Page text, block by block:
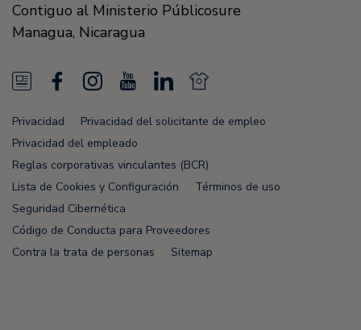
Contiguo al Ministerio Públicosure
Managua, Nicaragua
N
e
w
s
F
e
e
c
e
b
o
o
I
n
s
t
a
g
r
o
T
u
b
e
L
k
e
d
i
N
e
F
e
e
Privacidad
Privacidad del solicitante de empleo
Privacidad del empleado
Reglas corporativas vinculantes (BCR)
Lista de Cookies y Configuración
Términos de uso
Seguridad Cibernética
Código de Conducta para Proveedores
Contra la trata de personas
Sitemap